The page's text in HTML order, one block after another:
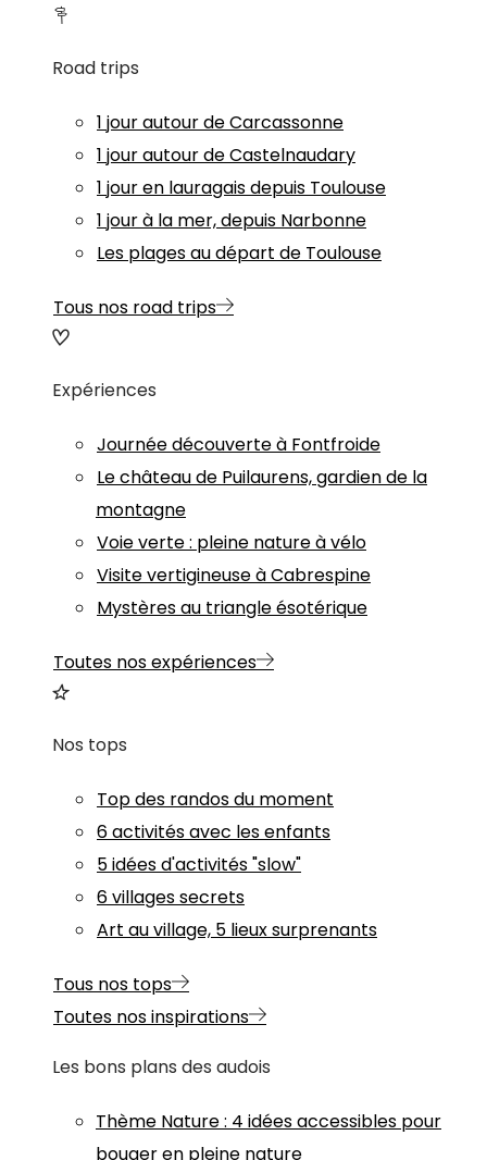
Road trips
1 jour autour de Carcassonne
1 jour autour de Castelnaudary
1 jour en lauragais depuis Toulouse
1 jour à la mer, depuis Narbonne
Les plages au départ de Toulouse
Tous nos road trips
Expériences
Journée découverte à Fontfroide
Le château de Puilaurens, gardien de la
montagne
Voie verte : pleine nature à vélo
Visite vertigineuse à Cabrespine
Mystères au triangle ésotérique
Toutes nos expériences
Nos tops
Top des randos du moment
6 activités avec les enfants
5 idées d'activités "slow"
6 villages secrets
Art au village, 5 lieux surprenants
Tous nos tops
Toutes nos inspirations
Les bons plans des audois
Thème Nature: 4 idées accessibles pour
bouger en pleine nature